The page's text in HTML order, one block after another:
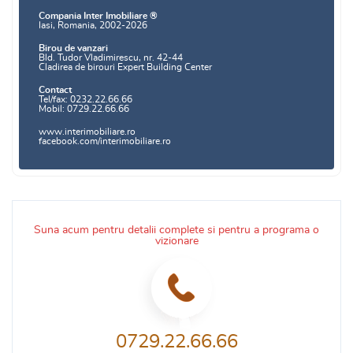
Suna acum pentru detalii complete si pentru a programa o
vizionare
0729.22.66.66
Compania Inter Imobiliare ®
Iasi, Romania, 2002-2026
Birou de vanzari
Bld. Tudor Vladimirescu, nr. 42-44
Cladirea de birouri Expert Building Center
Contact
Tel/fax: 0232.22.66.66
Mobil: 0729.22.66.66
www.interimobiliare.ro
facebook.com/interimobiliare.ro